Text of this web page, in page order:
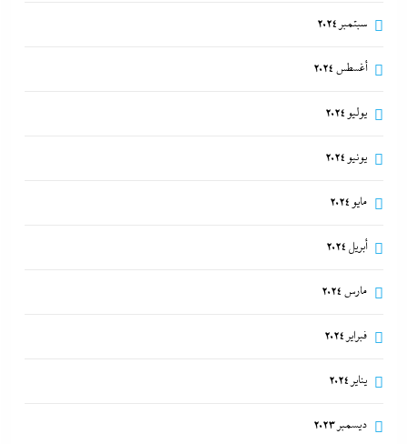
سبتمبر 2024
أغسطس 2024
يوليو 2024
يونيو 2024
مايو 2024
أبريل 2024
مارس 2024
فبراير 2024
يناير 2024
ديسمبر 2023